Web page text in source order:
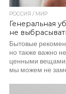
РОССИЯ / МИР
Генеральная
не
Бытовые
но также важно
ценными вещами.
мы можем не